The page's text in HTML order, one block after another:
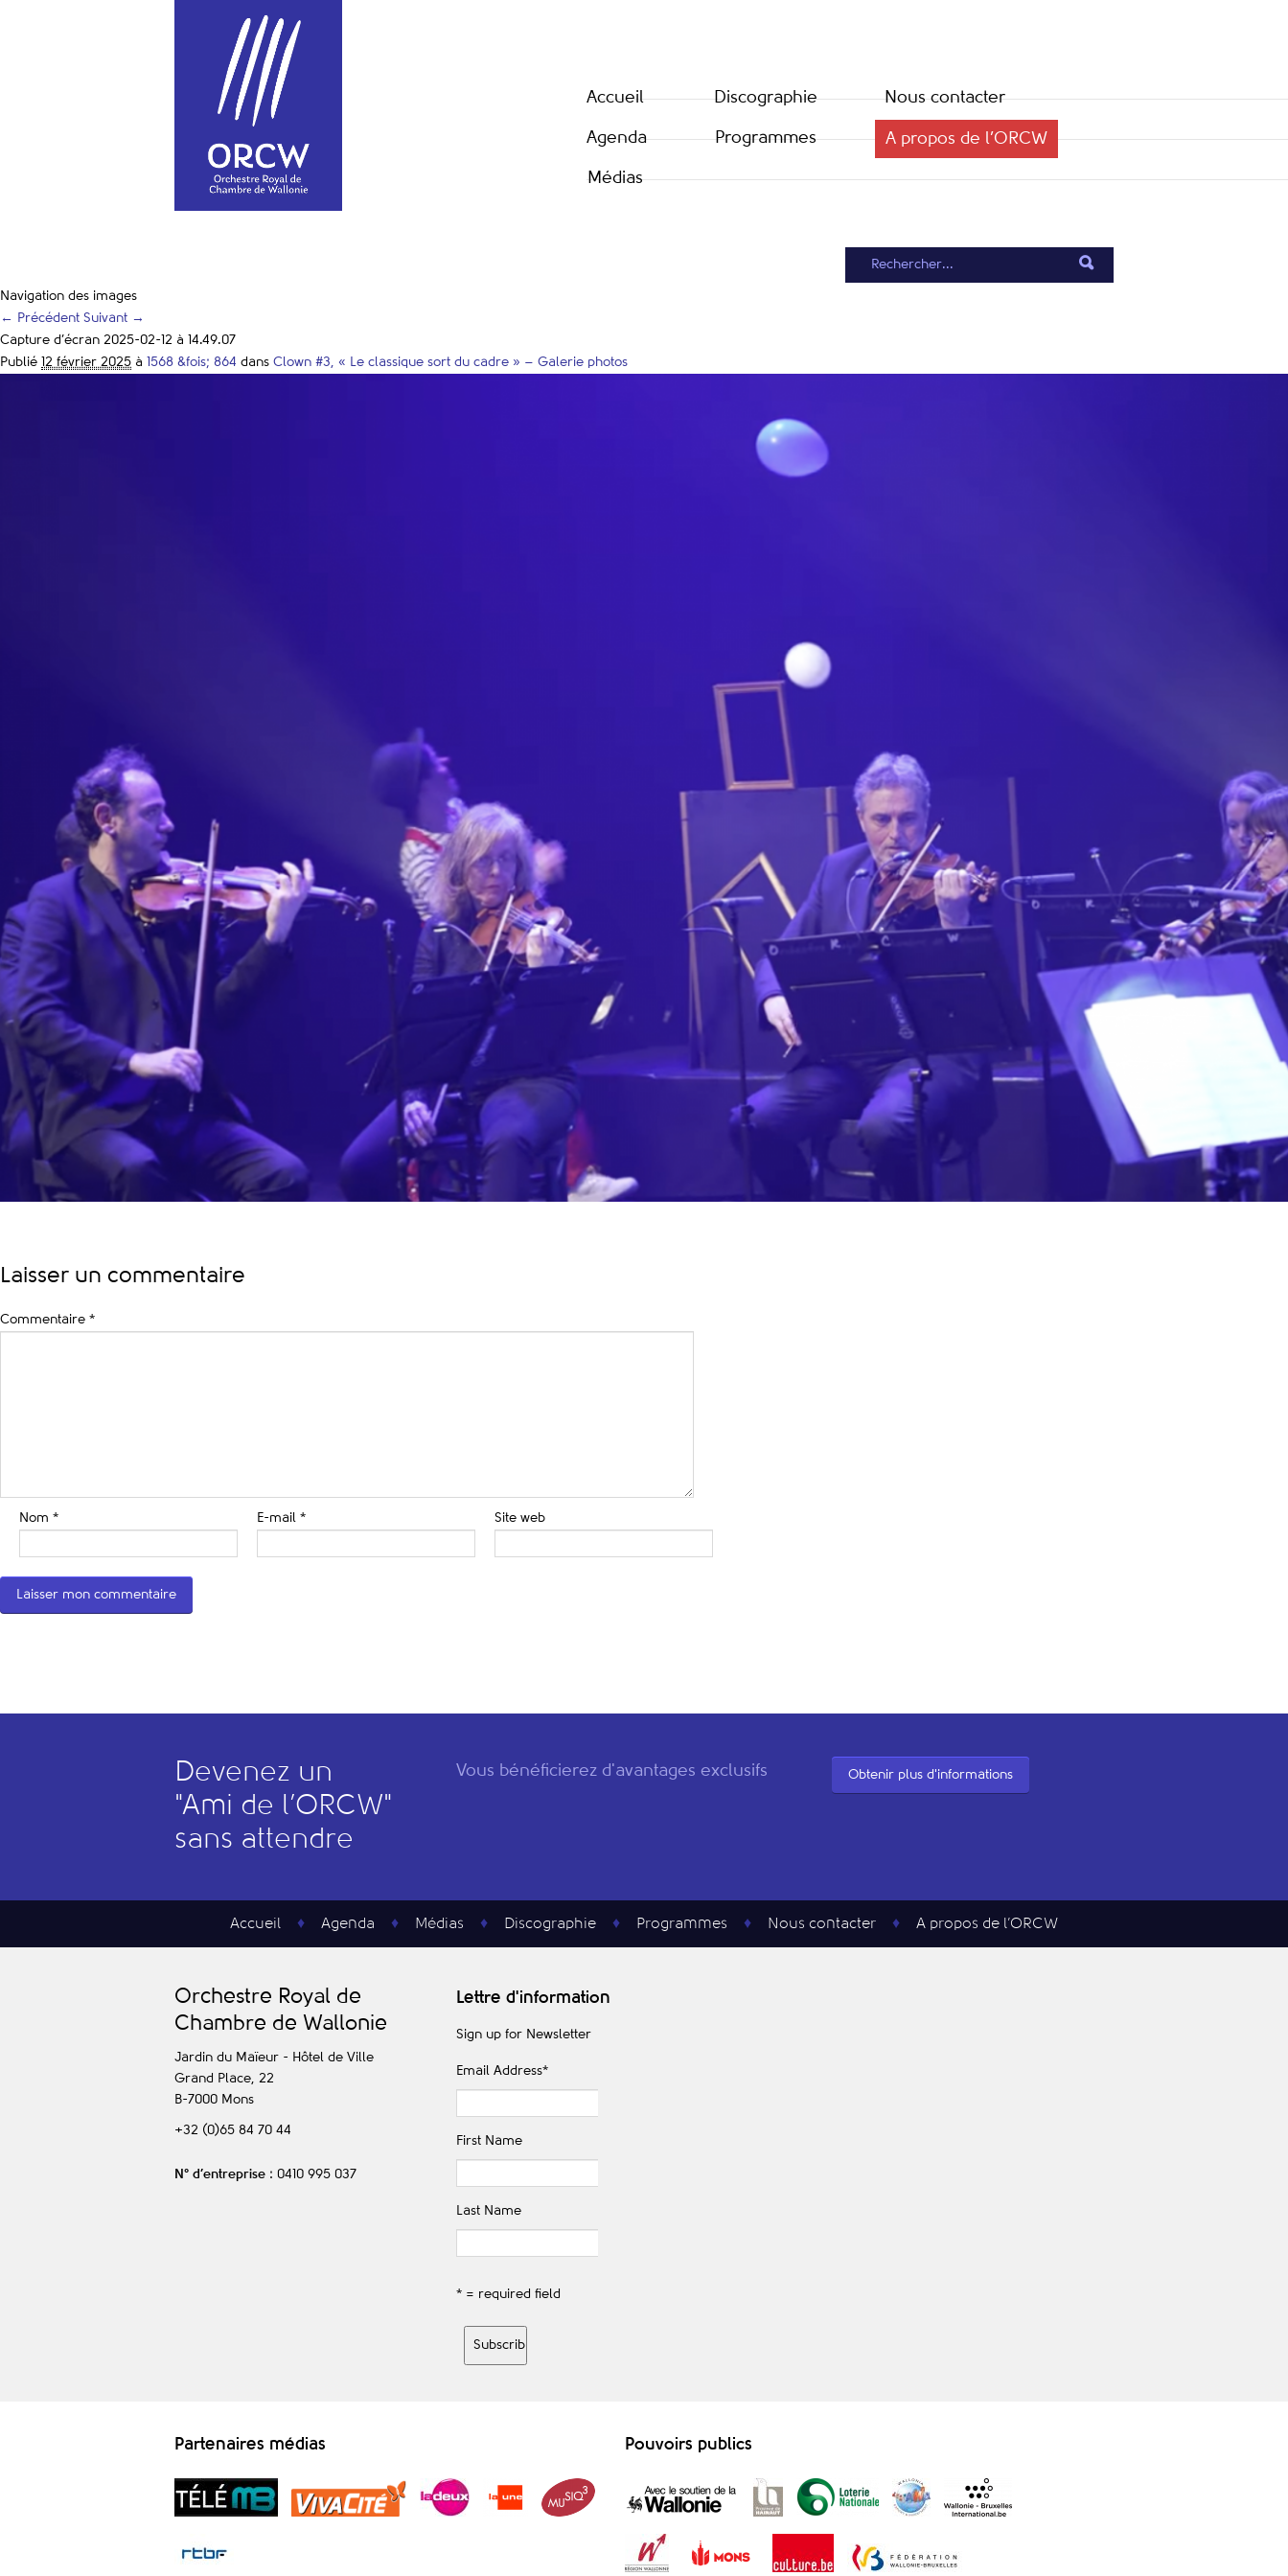
Accueil
Agenda
Médias
Discographie
Programmes
Nous contacter
A propos de l’ORCW
Navigation des images
← Précédent Suivant →
Capture d’écran 2025-02-12 à 14.49.07
Publié 12 février 2025 à 1568 &fois; 864 dans Clown #3, « Le classique sort du cadre » – Galerie photos
Laisser un commentaire
Commentaire *
Nom * E-mail * Site web
Devenez un
"Ami de l’ORCW"
sans attendre
Vous bénéficierez d'avantages exclusifs Obtenir plus d'informations
Accueil Agenda Médias Discographie Programmes Nous contacter A propos de l’ORCW
Orchestre Royal de
Chambre de Wallonie
Jardin du Maïeur - Hôtel de Ville
Grand Place, 22
B-7000 Mons
+32 (0)65 84 70 44
N° d’entreprise : 0410 995 037
Lettre d'information
Sign up for Newsletter
Email Address*
First Name
Last Name
* = required field
Partenaires médias Pouvoirs publics